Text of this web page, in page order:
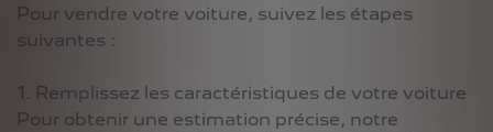
Pour vendre votre voiture, suivez les étapes
suivantes :
1. Remplissez les caractéristiques de votre voiture
Pour obtenir une estimation précise, notre